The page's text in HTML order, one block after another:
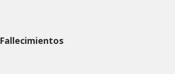
Fallecimientos